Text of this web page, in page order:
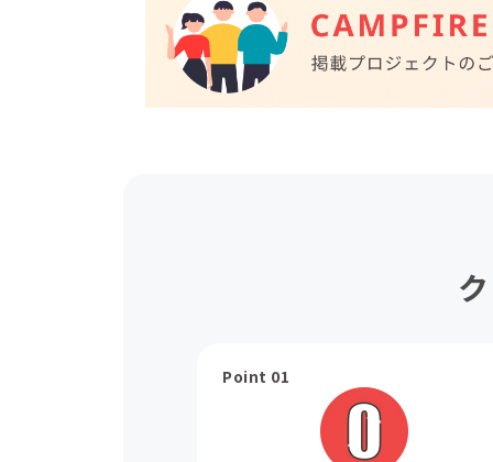
Point 01